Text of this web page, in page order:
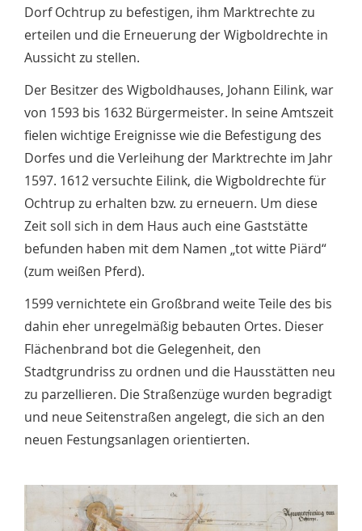
Dorf Ochtrup zu befestigen, ihm Marktrechte zu
erteilen und die Erneuerung der Wigboldrechte in
Aussicht zu stellen.
Der Besitzer des Wigboldhauses, Johann Eilink, war
von 1593 bis 1632 Bürgermeister. In seine Amtszeit
fielen wichtige Ereignisse wie die Befestigung des
Dorfes und die Verleihung der Marktrechte im Jahr
1597. 1612 versuchte Eilink, die Wigboldrechte für
Ochtrup zu erhalten bzw. zu erneuern. Um diese
Zeit soll sich in dem Haus auch eine Gaststätte
befunden haben mit dem Namen „tot witte Piärd“
(zum weißen Pferd).
1599 vernichtete ein Großbrand weite Teile des bis
dahin eher unregelmäßig bebauten Ortes. Dieser
Flächenbrand bot die Gelegenheit, den
Stadtgrundriss zu ordnen und die Hausstätten neu
zu parzellieren. Die Straßenzüge wurden begradigt
und neue Seitenstraßen angelegt, die sich an den
neuen Festungsanlagen orientierten.